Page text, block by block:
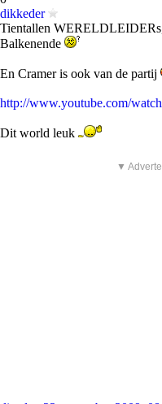
dikkeder
Tientallen
Balkenende
En Cramer is ook van de partij
http://www.youtube.com/
Dit world leuk
▼